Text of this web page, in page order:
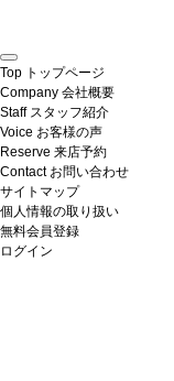
Top トップページ
Company 会社概要
Staff スタッフ紹介
Voice お客様の声
Reserve 来店予約
Contact お問い合わせ
サイトマップ
個人情報の取り扱い
無料会員登録
ログイン